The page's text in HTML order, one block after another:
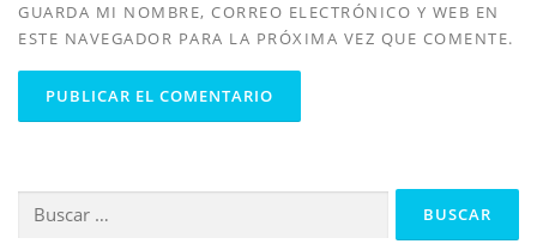
GUARDA MI NOMBRE, CORREO ELECTRÓNICO Y WEB EN
ESTE NAVEGADOR PARA LA PRÓXIMA VEZ QUE COMENTE.
Buscar: